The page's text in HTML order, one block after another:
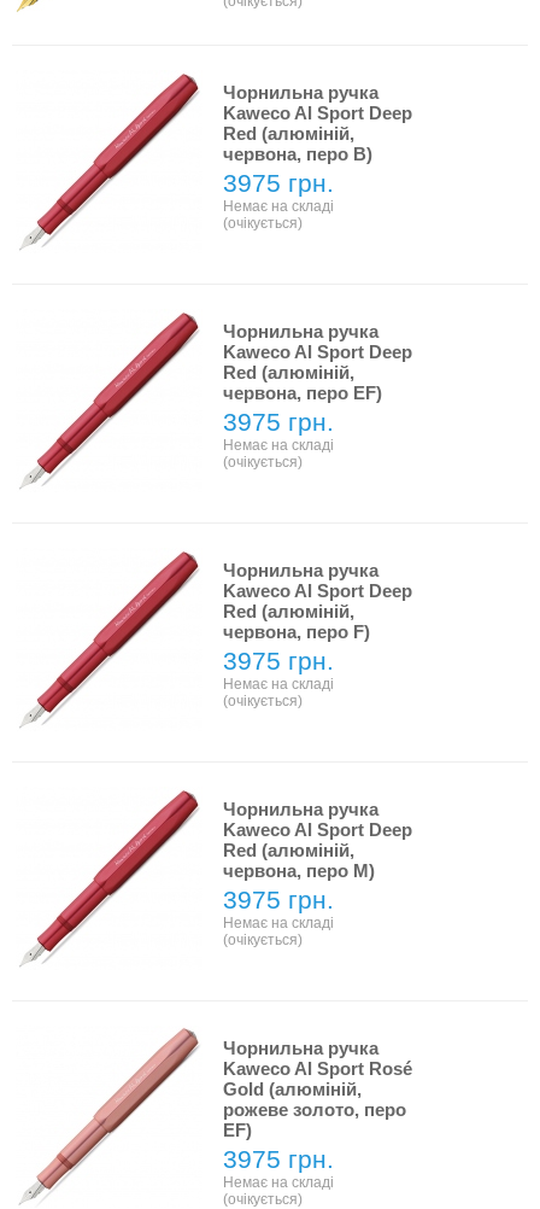
Чорнильна ручка
Kaweco Al Sport Deep
Red (алюміній,
червона, перо B)
3975 грн.
Немає на складі
(очікується)
Чорнильна ручка
Kaweco Al Sport Deep
Red (алюміній,
червона, перо EF)
3975 грн.
Немає на складі
(очікується)
Чорнильна ручка
Kaweco Al Sport Deep
Red (алюміній,
червона, перо F)
3975 грн.
Немає на складі
(очікується)
Чорнильна ручка
Kaweco Al Sport Deep
Red (алюміній,
червона, перо M)
3975 грн.
Немає на складі
(очікується)
Чорнильна ручка
Kaweco Al Sport Rosé
Gold (алюміній,
рожеве золото, перо
EF)
3975 грн.
Немає на складі
(очікується)